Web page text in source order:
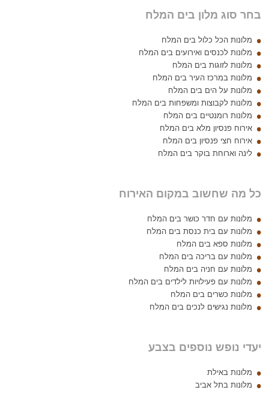
בחר סוג מלון בים המלח
מלונות הכל כלול בים המלח
מלונות לכנסים ואירועים בים המלח
מלונות לזוגות בים המלח
מלונות במרכז העיר בים המלח
מלונות על הים בים המלח
מלונות לקבוצות ומשפחות בים המלח
מלונות רומנטיים בים המלח
אירוח פנסיון מלא בים המלח
אירוח חצי פנסיון בים המלח
לינה וארוחת בוקר בים המלח
כל מה שחשוב במקום האירוח
מלונות עם חדר כושר בים המלח
מלונות עם בית כנסת בים המלח
מלונות ספא בים המלח
מלונות עם בריכה בים המלח
מלונות עם חניה בים המלח
מלונות עם פעילויות לילדים בים המלח
מלונות כשרים בים המלח
מלונות נגישים לנכים בים המלח
יעדי נופש נוספים בצבע
מלונות באילת
מלונות בתל אביב